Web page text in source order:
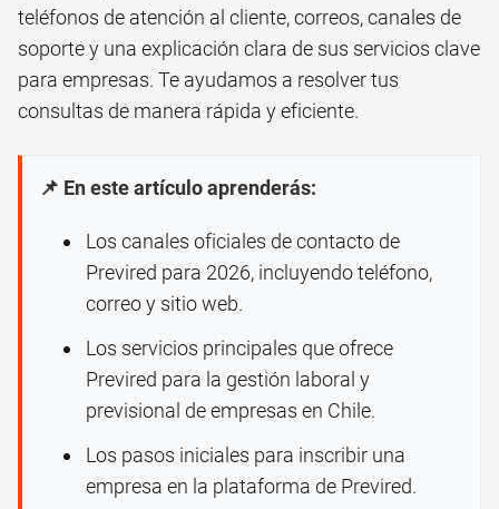
teléfonos de atención al cliente, correos, canales de
soporte y una explicación clara de sus servicios clave
para empresas. Te ayudamos a resolver tus
consultas de manera rápida y eficiente.
📌 En este artículo aprenderás:
Los canales oficiales de contacto de
Previred para 2026, incluyendo teléfono,
correo y sitio web.
Los servicios principales que ofrece
Previred para la gestión laboral y
previsional de empresas en Chile.
Los pasos iniciales para inscribir una
empresa en la plataforma de Previred.